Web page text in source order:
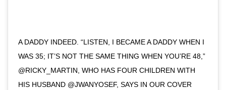
A DADDY INDEED. “LISTEN, I BECAME A DADDY WHEN I
WAS 35; IT’S NOT THE SAME THING WHEN YOU’RE 48,”
@RICKY_MARTIN, WHO HAS FOUR CHILDREN WITH
HIS HUSBAND @JWANYOSEF, SAYS IN OUR COVER